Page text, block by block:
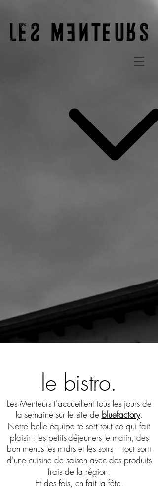
le bistro.
Les Menteurs t'accueillent tous les jours de
la semaine sur le site de bluefactory.
Notre belle équipe te sert tout ce qui fait
plaisir : les petits-déjeuners le matin, des
bon menus les midis et les soirs – tout sorti
d'une cuisine de saison avec des produits
frais de la région.
Et des fois, on fait la fête.